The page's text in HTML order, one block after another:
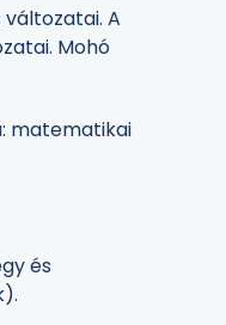
A
Mohó
matematikai
és